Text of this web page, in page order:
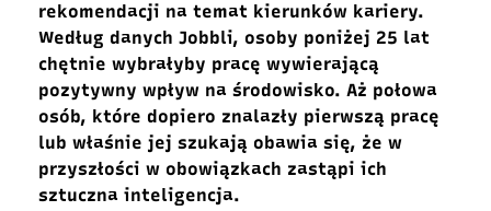
rekomendacji na temat kierunków kariery.
Według danych Jobbli, osoby poniżej 25 lat
chętnie wybrałyby pracę wywierającą
pozytywny wpływ na środowisko. Aż połowa
osób, które dopiero znalazły pierwszą pracę
lub właśnie jej szukają obawia się, że w
przyszłości w obowiązkach zastąpi ich
sztuczna inteligencja.